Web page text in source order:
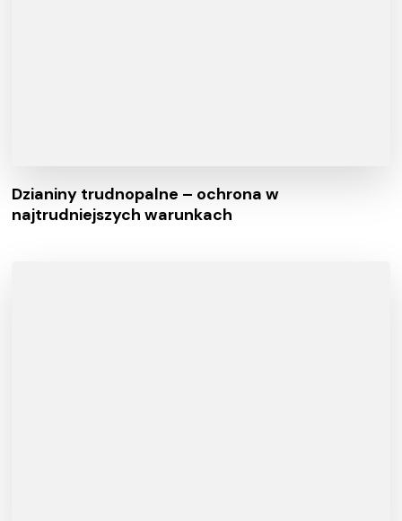
Dzianiny trudnopalne – ochrona w
najtrudniejszych warunkach